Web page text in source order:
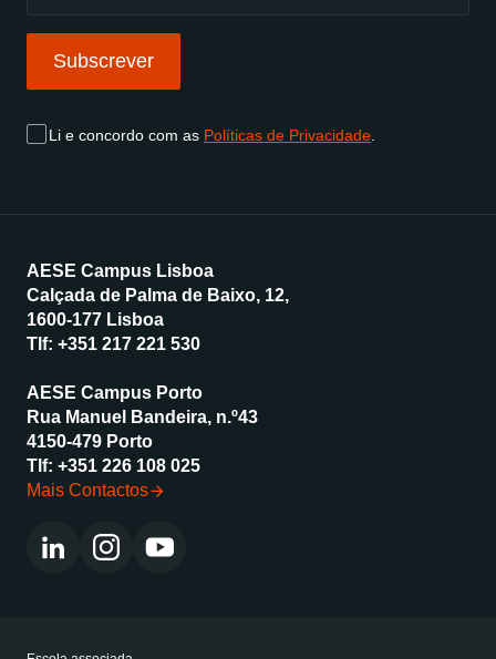
Subscrever
Li e concordo com as Políticas de Privacidade.
AESE Campus Lisboa
Calçada de Palma de Baixo, 12,
1600-177 Lisboa
Tlf: +351 217 221 530
AESE Campus Porto
Rua Manuel Bandeira, n.º43
4150-479 Porto
Tlf: +351 226 108 025
Mais Contactos